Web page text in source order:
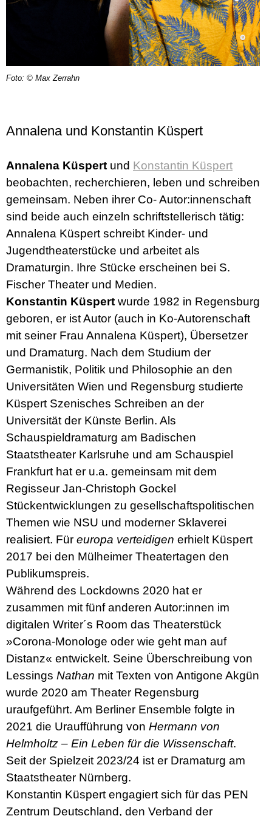
Foto: © Max Zerrahn
Annalena und Konstantin Küspert
Annalena Küspert und Konstantin Küspert
beobachten, recherchieren, leben und schreiben
gemeinsam. Neben ihrer Co- Autor:innenschaft
sind beide auch einzeln schriftstellerisch tätig:
Annalena Küspert schreibt Kinder- und
Jugendtheaterstücke und arbeitet als
Dramaturgin. Ihre Stücke erscheinen bei S.
Fischer Theater und Medien.
Konstantin Küspert wurde 1982 in Regensburg
geboren, er ist Autor (auch in Ko-Autorenschaft
mit seiner Frau Annalena Küspert), Übersetzer
und Dramaturg. Nach dem Studium der
Germanistik, Politik und Philosophie an den
Universitäten Wien und Regensburg studierte
Küspert Szenisches Schreiben an der
Universität der Künste Berlin. Als
Schauspieldramaturg am Badischen
Staatstheater Karlsruhe und am Schauspiel
Frankfurt hat er u.a. gemeinsam mit dem
Regisseur Jan-Christoph Gockel
Stückentwicklungen zu gesellschaftspolitischen
Themen wie NSU und moderner Sklaverei
realisiert. Für europa verteidigen erhielt Küspert
2017 bei den Mülheimer Theatertagen den
Publikumspreis.
Während des Lockdowns 2020 hat er
zusammen mit fünf anderen Autor:innen im
digitalen Writer´s Room das Theaterstück
»Corona-Monologe oder wie geht man auf
Distanz« entwickelt. Seine Überschreibung von
Lessings Nathan mit Texten von Antigone Akgün
wurde 2020 am Theater Regensburg
uraufgeführt. Am Berliner Ensemble folgte in
2021 die Uraufführung von Hermann von
Helmholtz – Ein Leben für die Wissenschaft.
Seit der Spielzeit 2023/24 ist er Dramaturg am
Staatstheater Nürnberg.
Konstantin Küspert engagiert sich für das PEN
Zentrum Deutschland, den Verband der